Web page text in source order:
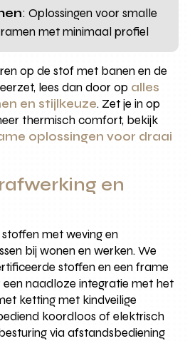
: Oplossingen voor smalle
met minimaal profiel
op de stof met banen en de
lees dan door op alles
en stijlkeuze. Zet je in op
thermisch comfort, bekijk
oplossingen voor draai
en
met weving en
bij wonen en werken. We
stoffen en een frame
een naadloze integratie met het
ketting met kindveilige
koordloos of elektrisch
via afstandsbediening